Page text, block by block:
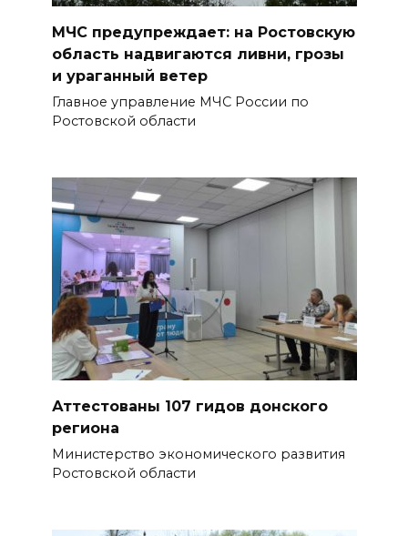
взаимодействие участников
избирательного процесса в
период ЕДГ-2026
Садовой, 94, обследуют
специалисты
07 августа 2026 17:03
Бетон и влага: эксперт ЮФУ
объяснил, почему
ростовчанам тяжело
переносить жару
МЧС предупреждает: на Ростовскую
область надвигаются ливни, грозы
и ураганный ветер
Главное управление МЧС России по
Ростовской области
Аттестованы 107 гидов донского
региона
Министерство экономического развития
Ростовской области